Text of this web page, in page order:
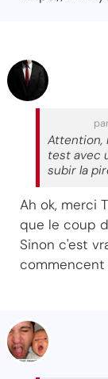
Attention,
test avec
subir la
Ah ok, merci
que le coup
Sinon c'est
commencent